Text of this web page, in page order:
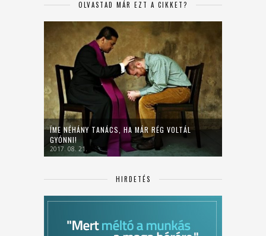
OLVASTAD MÁR EZT A CIKKET?
ÍME NÉHÁNY TANÁCS, HA MÁR RÉG VOLTÁL
GYÓNNI!
2017. 08. 21.
HIRDETÉS